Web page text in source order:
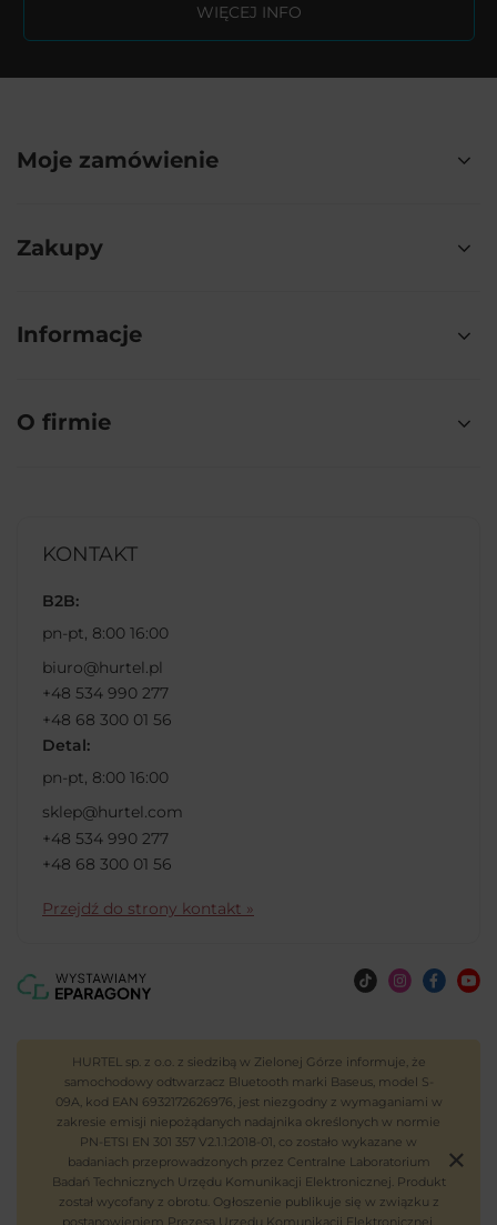
WIĘCEJ INFO
Moje zamówienie
Zakupy
Informacje
O firmie
KONTAKT
B2B:
pn-pt, 8:00 16:00
biuro@hurtel.pl
+48 534 990 277
+48 68 300 01 56
Detal:
pn-pt, 8:00 16:00
sklep@hurtel.com
+48 534 990 277
+48 68 300 01 56
Przejdź do strony kontakt »
HURTEL sp. z o.o. z siedzibą w Zielonej Górze informuje, że
samochodowy odtwarzacz Bluetooth marki Baseus, model S-
09A, kod EAN 6932172626976, jest niezgodny z wymaganiami w
zakresie emisji niepożądanych nadajnika określonych w normie
PN-ETSI EN 301 357 V2.1.1:2018-01, co zostało wykazane w
badaniach przeprowadzonych przez Centralne Laboratorium
Badań Technicznych Urzędu Komunikacji Elektronicznej. Produkt
został wycofany z obrotu. Ogłoszenie publikuje się w związku z
postanowieniem Prezesa Urzędu Komunikacji Elektronicznej.